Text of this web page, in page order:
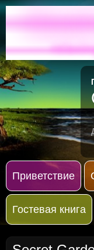
Приветствие
Гостевая книга